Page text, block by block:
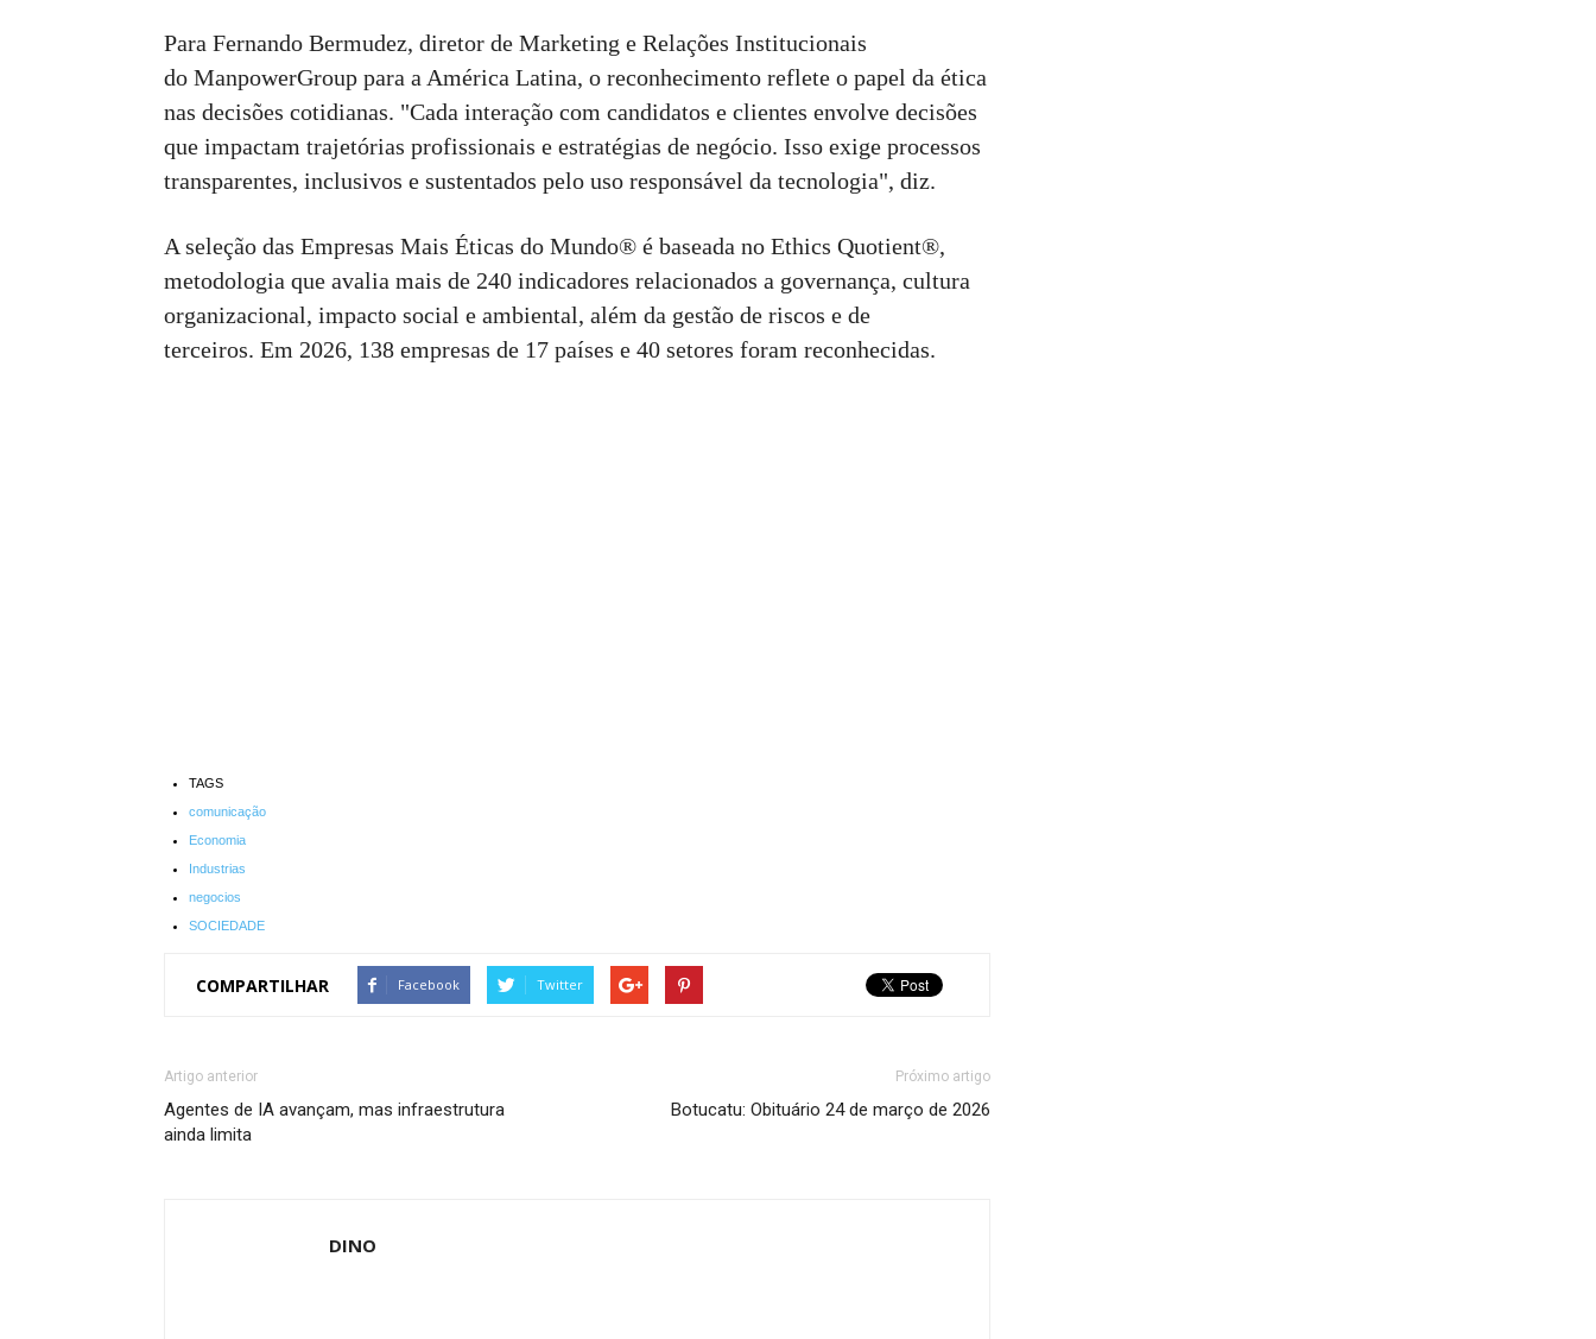
Para Fernando Bermudez, diretor de Marketing e Relações Institucionais
do ManpowerGroup para a América Latina, o reconhecimento reflete o papel da ética
nas decisões cotidianas. "Cada interação com candidatos e clientes envolve decisões
que impactam trajetórias profissionais e estratégias de negócio. Isso exige processos
transparentes, inclusivos e sustentados pelo uso responsável da tecnologia", diz.
A seleção das Empresas Mais Éticas do Mundo® é baseada no Ethics Quotient®,
metodologia que avalia mais de 240 indicadores relacionados a governança, cultura
organizacional, impacto social e ambiental, além da gestão de riscos e de
terceiros. Em 2026, 138 empresas de 17 países e 40 setores foram reconhecidas.
TAGS
comunicação
Economia
Industrias
negocios
SOCIEDADE
COMPARTILHAR Facebook Twitter
Artigo anterior
Agentes de IA avançam, mas infraestrutura
ainda limita
Próximo artigo
Botucatu: Obituário 24 de março de 2026
DINO